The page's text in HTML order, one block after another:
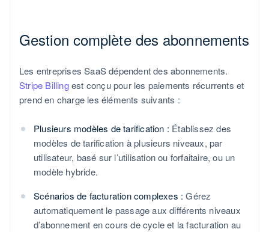
Gestion complète des abonnements
Les entreprises SaaS dépendent des abonnements.
Stripe Billingest conçu pour les paiements récurrents et
prend en charge les éléments suivants :
Plusieurs modèles de tarification : Établissez des
modèles de tarification à plusieurs niveaux, par
utilisateur, basé sur l’utilisation ou forfaitaire, ou un
modèle hybride.
Scénarios de facturation complexes : Gérez
automatiquement le passage aux différents niveaux
d’abonnement en cours de cycle et la facturation au